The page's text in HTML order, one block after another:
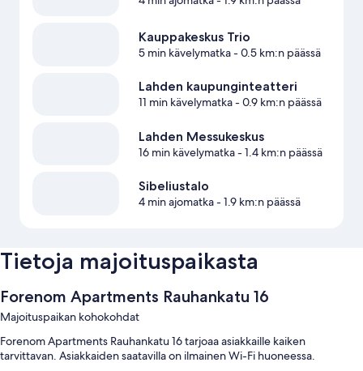
Kauppakeskus Trio
5 min kävelymatka- 0.5 km:n päässä
Lahden kaupunginteatteri
11 min kävelymatka- 0.9 km:n päässä
Lahden Messukeskus
16 min kävelymatka- 1.4 km:n päässä
Sibeliustalo
4 min ajomatka- 1.9 km:n päässä
Tietoja majoituspaikasta
Forenom Apartments Rauhankatu 16
Majoituspaikan kohokohdat
Forenom Apartments Rauhankatu 16 tarjoaa asiakkaille kaiken
tarvittavan. Asiakkaiden saatavilla on ilmainen Wi-Fi huoneessa.